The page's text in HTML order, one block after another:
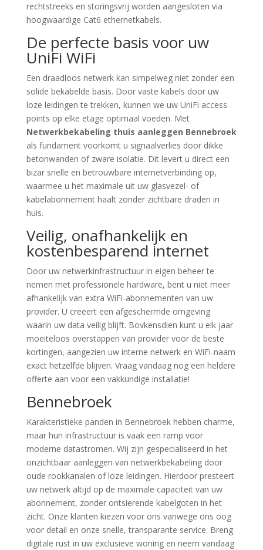
rechtstreeks en storingsvrij worden aangesloten via
hoogwaardige Cat6 ethernetkabels.
De perfecte basis voor uw
UniFi WiFi
Een draadloos netwerk kan simpelweg niet zonder een
solide bekabelde basis. Door vaste kabels door uw
loze leidingen te trekken, kunnen we uw UniFi access
points op elke etage optimaal voeden. Met
Netwerkbekabeling thuis aanleggen Bennebroek
als fundament voorkomt u signaalverlies door dikke
betonwanden of zware isolatie. Dit levert u direct een
bizar snelle en betrouwbare internetverbinding op,
waarmee u het maximale uit uw glasvezel- of
kabelabonnement haalt zonder zichtbare draden in
huis.
Veilig, onafhankelijk en
kostenbesparend internet
Door uw netwerkinfrastructuur in eigen beheer te
nemen met professionele hardware, bent u niet meer
afhankelijk van extra WiFi-abonnementen van uw
provider. U creëert een afgeschermde omgeving
waarin uw data veilig blijft. Bovkensdien kunt u elk jaar
moeiteloos overstappen van provider voor de beste
kortingen, aangezien uw interne netwerk en WiFi-naam
exact hetzelfde blijven. Vraag vandaag nog een heldere
offerte aan voor een vakkundige installatie!
Bennebroek
Karakteristieke panden in Bennebroek hebben charme,
maar hun infrastructuur is vaak een ramp voor
moderne datastromen. Wij zijn gespecialiseerd in het
onzichtbaar aanleggen van netwerkbekabeling door
oude rookkanalen of loze leidingen. Hierdoor presteert
uw netwerk altijd op de maximale capaciteit van uw
abonnement, zonder ontsierende kabelgoten in het
zicht. Onze klanten kiezen voor ons vanwege ons oog
voor detail en onze snelle, transparante service. Breng
digitale rust in uw exclusieve woning en neem vandaag